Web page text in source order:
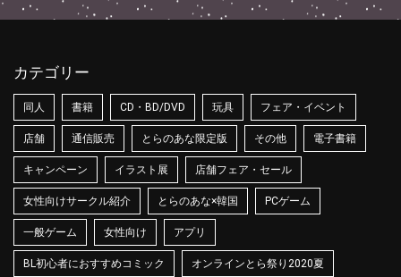
カテゴリー
同人 書籍 CD・BD/DVD 玩具 フェア・イベント
店舗 通信販売 とらのあな限定版 その他 電子書籍
キャンペーン イラスト展 店舗フェア・セール
女性向けサークル紹介 とらのあな×韓国 PCゲーム
一般ゲーム 女性向け アプリ
BL初心者におすすめコミック オンラインとら祭り2020夏